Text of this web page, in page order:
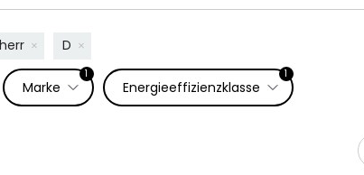
D
1
Marke
1
Energieeffizienzklasse